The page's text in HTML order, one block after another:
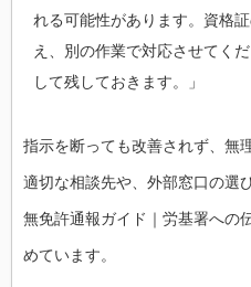
れる可能性があります。資格
え、別の作業で対応させてく
して残しておきます。」
指示を断っても改善されず、無
適切な相談先や、外部窓口の選
無免許通報ガイド｜労基署への
めています。